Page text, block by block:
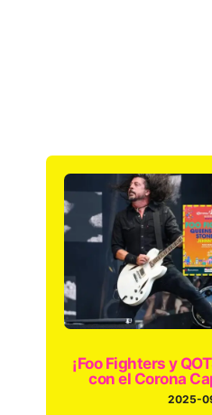
¡Foo Fighters y
con el Corona
2025-